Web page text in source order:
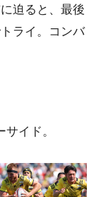
迫ると、最後
ライ。コンバ
イド。